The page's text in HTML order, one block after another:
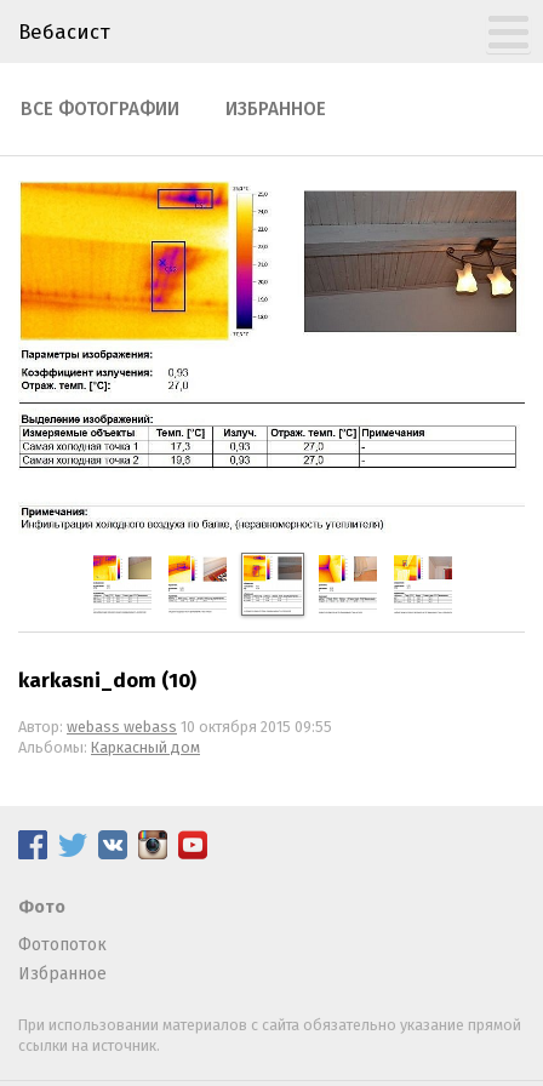
Вебасист
ВСЕ ФОТОГРАФИИ ИЗБРАННОЕ
karkasni_dom (10)
Автор: webass webass 10 октября 2015 09:55
Альбомы: Каркасный дом
Фото
Фотопоток
Избранное
При использовании материалов с сайта обязательно указание прямой
ссылки на источник.